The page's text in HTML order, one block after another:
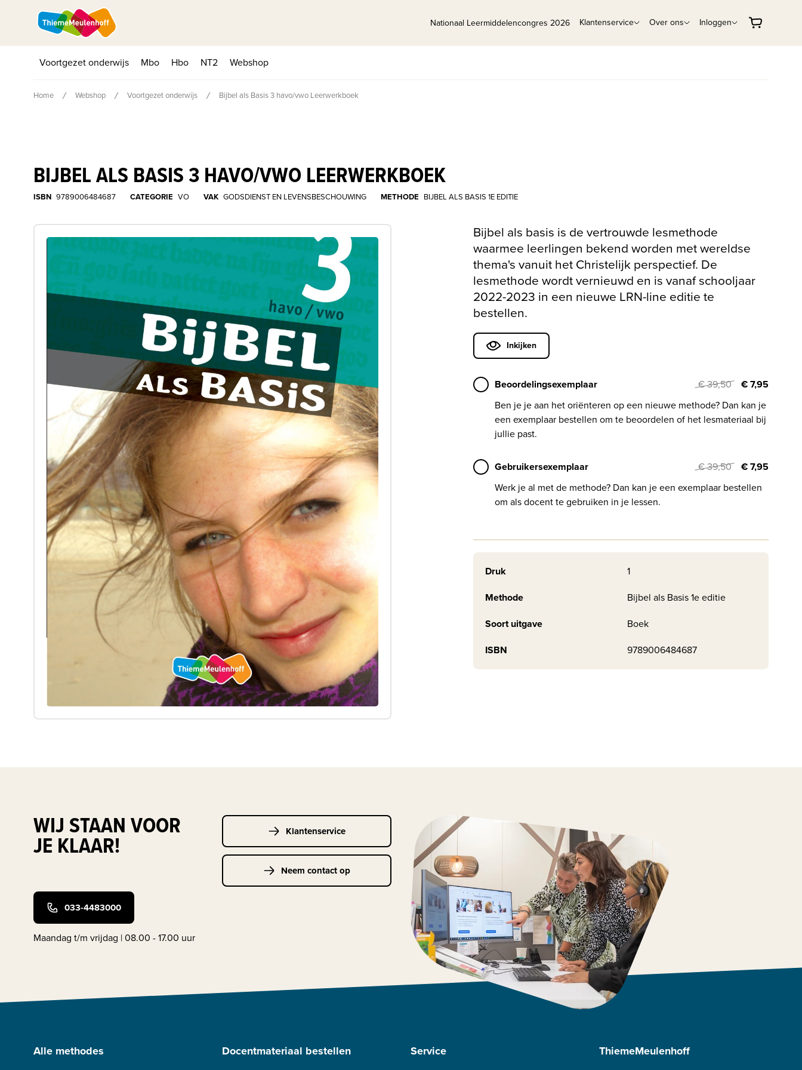
Nationaal Leermiddelencongres 2026 Klantenservice Over ons Inloggen
Voortgezet onderwijs Mbo Hbo NT2 Webshop
Home Webshop Voortgezet onderwijs Bijbel als Basis 3 havo/vwo Leerwerkboek
BIJBEL ALS BASIS 3 HAVO/VWO LEERWERKBOEK
ISBN 9789006484687 CATEGORIE VO VAK GODSDIENST EN LEVENSBESCHOUWING METHODE BIJBEL ALS BASIS 1E EDITIE
Bijbel als basis is de vertrouwde lesmethode
waarmee leerlingen bekend worden met wereldse
thema's vanuit het Christelijk perspectief. De
lesmethode wordt vernieuwd en is vanaf schooljaar
2022-2023 in een nieuwe LRN-line editie te
bestellen.
Inkijken
Beoordelingsexemplaar € 39,50
€ 7,95
Ben je je aan het oriënteren op een nieuwe methode? Dan kan je
een exemplaar bestellen om te beoordelen of het lesmateriaal bij
jullie past.
Gebruikersexemplaar € 39,50
€ 7,95
Werk je al met de methode? Dan kan je een exemplaar bestellen
om als docent te gebruiken in je lessen.
Druk
1
Methode
Bijbel als Basis 1e editie
Soort uitgave
Boek
ISBN
9789006484687
WIJ STAAN VOOR
JE KLAAR!
033-4483000
Maandag t/m vrijdag | 08.00 - 17.00 uur
Klantenservice
Neem contact op
Alle methodes Docentmateriaal bestellen Service ThiemeMeulenhoff